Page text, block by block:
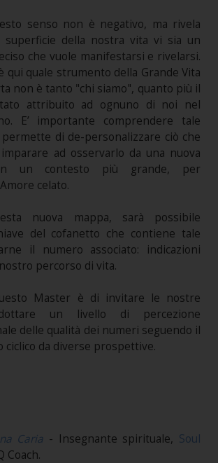
senso non è negativo, ma rivela
superficie della nostra vita vi sia un
che vuole manifestarsi e rivelarsi.
qui quale strumento della Grande Vita
non è tanto "chi siamo", quanto più il
attribuito ad ognuno di noi nel
E’ importante comprendere tale
di de-personalizzare ciò che
ad osservarlo da una nuova
in un contesto più grande, per
celato.
nuova mappa, sarà possibile
del cofanetto che contiene tale
il numero associato: indicazioni
percorso di vita.
Master è di invitare le nostre
un livello di percezione
delle qualità dei numeri seguendo il
ciclico da diverse prospettive.
Caria - Insegnante spirituale, Soul
Coach.